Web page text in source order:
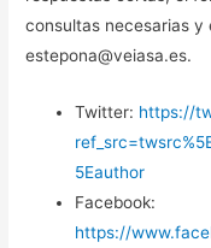
consultas necesarias
estepona@veiasa.es.
Twitter: https://
5Eauthor
Facebook:
https://